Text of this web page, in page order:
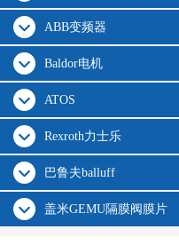
ABB变频器
Baldor电机
ATOS
Rexroth力士乐
巴鲁夫balluff
盖米GEMU隔膜阀膜片